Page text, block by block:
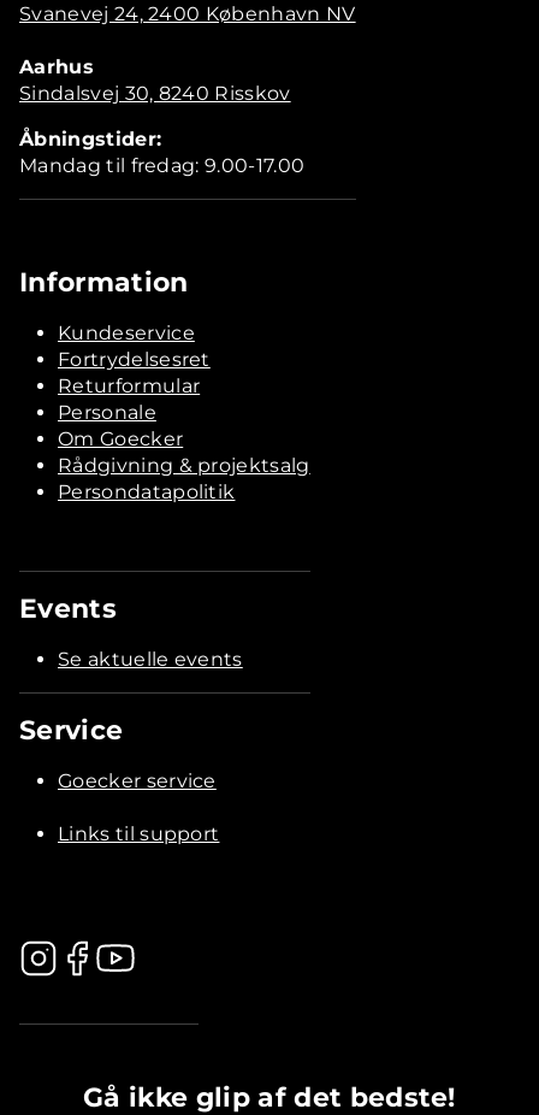
Svanevej 24, 2400 København NV
Aarhus
Sindalsvej 30, 8240 Risskov
Åbningstider:
Mandag til fredag: 9.00-17.00
Information
Kundeservice
Fortrydelsesret
Returformular
Personale
Om Goecker
Rådgivning & projektsalg
Persondatapolitik
Events
Se aktuelle events
Service
Goecker service
Links til support
Gå ikke glip af det bedste!